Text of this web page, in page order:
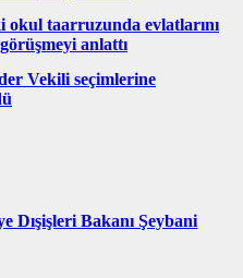
okul taarruzunda evlatlarını
anlattı
Vekili seçimlerine
Dışişleri Bakanı Şeybani